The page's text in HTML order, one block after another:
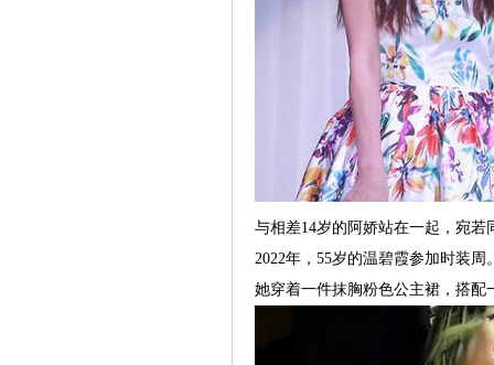
与相差14岁的阿娇站在一起，宛若
2022年，55岁的温碧霞参加时装周
她穿着一件抹胸粉色公主裙，搭配